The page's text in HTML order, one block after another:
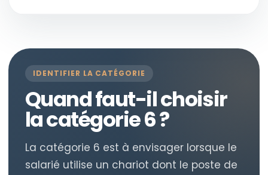
IDENTIFIER LA CATÉGORIE
Quand faut-il choisir
la catégorie 6 ?
La catégorie 6 est à envisager lorsque le
salarié utilise un chariot dont le poste de